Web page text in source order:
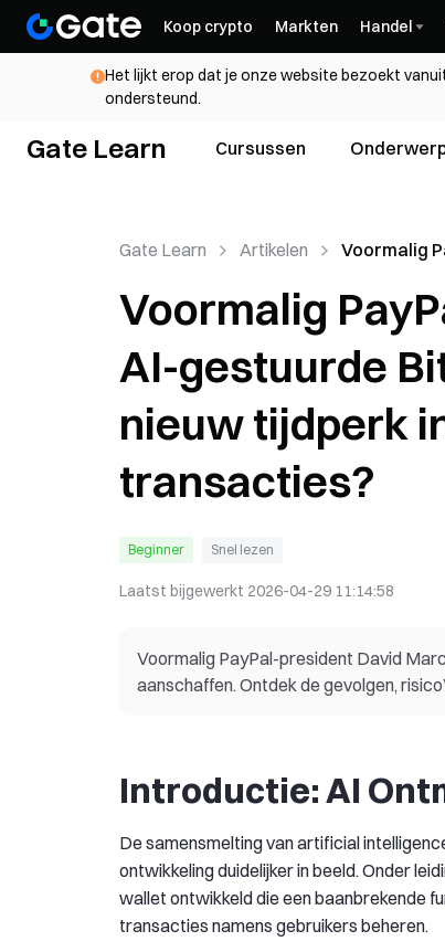
Koop crypto Markten Handel
Het lijkt erop dat je onze website bezoekt
ondersteund.
Gate Learn Cursussen
Gate Learn Artikelen
Voormalig
Bitcoin-
nieuw
autonome
Voormalig
AI-gestuurde
nieuw tijdperk
transacties?
Beginner Snel lezen
Laatst bijgewerkt 2026-04-29 11:14:58
Voormalig PayPal-president David
aanschaffen. Ontdek de gevolgen,
Introductie: AI
De samensmelting van artificial
ontwikkeling duidelijker in beeld. Onder
wallet ontwikkeld die een baanbrekende
transacties namens gebruikers beheren.